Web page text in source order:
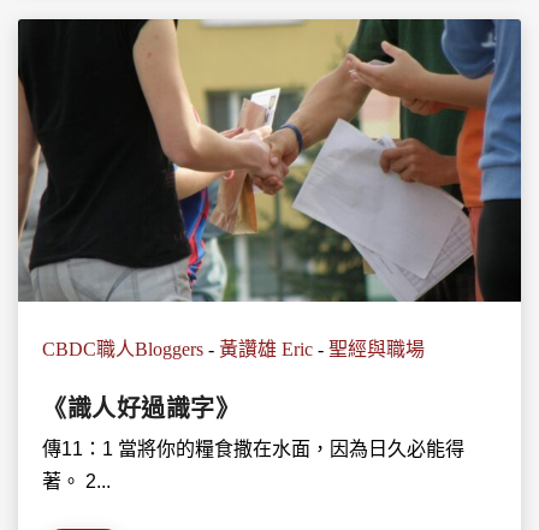
CBDC職人Bloggers - 黃讚雄 Eric - 聖經與職場
《識人好過識字》
傳11：1 當將你的糧食撒在水面，因為日久必能得
著。 2...